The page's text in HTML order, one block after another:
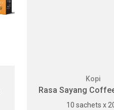
Kopi
Rasa Sayang
10 sachets x